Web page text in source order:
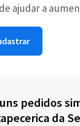
ajudar a
pedidos
da